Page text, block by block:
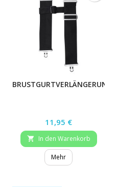
BRUSTGURTVERLÄNGERUNG
Preis
11,95 €
 In den Warenkorb
Mehr